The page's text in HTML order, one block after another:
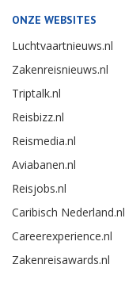
ONZE WEBSITES
Luchtvaartnieuws.nl
Zakenreisnieuws.nl
Triptalk.nl
Reisbizz.nl
Reismedia.nl
Aviabanen.nl
Reisjobs.nl
Caribisch Nederland.nl
Careerexperience.nl
Zakenreisawards.nl